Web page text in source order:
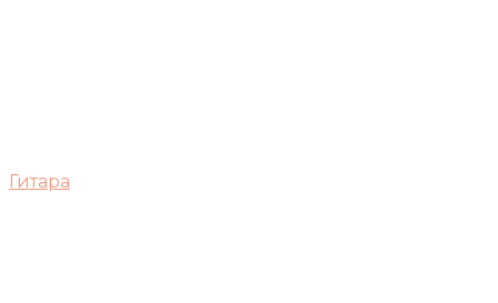
Гитара